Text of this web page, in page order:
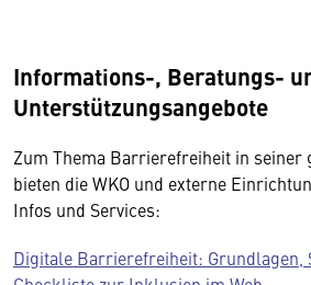
Informations-, Beratungs-
Unterstützungsangebote
Zum Thema Barrierefreiheit in seiner
bieten die WKO und externe
Infos und Services:
Digitale Barrierefreiheit: Grundlagen,